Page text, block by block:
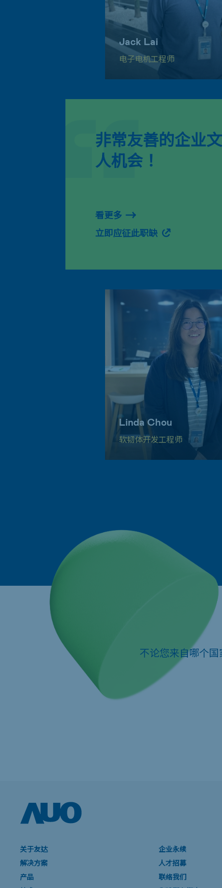
Jack Lai
电子电机工程师
非常友善的企业
人机会！
看更多
立即应征此职缺
Linda Chou
软韧体开发工程师
不论您来自哪个
关于友达
解决方案
产品
企业永续
人才招募
联络我们